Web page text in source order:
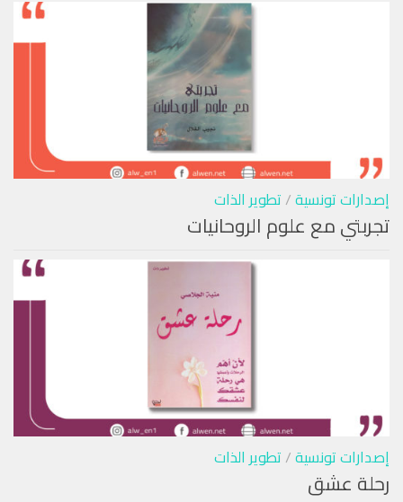
إصدارات تونسية/ تطوير الذات
تجربتي مع علوم الروحانيات
إصدارات تونسية/ تطوير الذات
رحلة عشق